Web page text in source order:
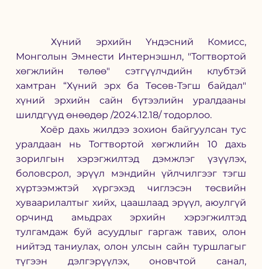
Монголын Эмнести Интернэшнл, "Тогтвортой
хөгжлийн төлөө" сэтгүүлчдийн клубтэй
хамтран “Хүний эрх ба Төсөв-Тэгш байдал"
хүний эрхийн сайн бүтээлийн уралдааны
шилдгүүд өнөөдөр /2024.12.18/ тодорлоо.
уралдаан нь Тогтвортой хөгжлийн 10 дахь
зорилгын хэрэгжилтэд дэмжлэг үзүүлэх,
боловсрол, эрүүл мэндийн үйлчилгээг тэгш
хүртээмжтэй хүргэхэд чиглэсэн төсвийн
хуваарилалтыг хийх, цаашлаад эрүүл, аюулгүй
орчинд амьдрах эрхийн хэрэгжилтэд
тулгамдаж буй асуудлыг гаргаж тавих, олон
нийтэд таниулах, олон улсын сайн туршлагыг
түгээн дэлгэрүүлэх, оновчтой санал,